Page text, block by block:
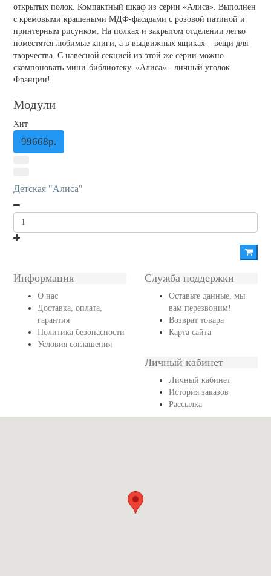
открытых полок. Компактный шкаф из серии «Алиса». Выполнен
с кремовыми крашеными МДФ-фасадами с розовой патиной и
принтерным рисунком. На полках и закрытом отделении легко
поместятся любимые книги, а в выдвижных ящиках – вещи для
творчества. С навесной секцией из этой же серии можно
скомпоновать мини-библиотеку. «Алиса» - личный уголок
Франции!
Модули
Хит
99668р.
Детская "Алиса"
Информация
О нас
Доставка, оплата,
гарантия
Политика безопасности
Условия соглашения
Служба поддержки
Оставьте данные, мы
вам перезвоним!
Возврат товара
Карта сайта
Личный кабинет
Личный кабинет
История заказов
Рассылка